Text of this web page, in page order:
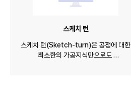
스케치 턴
스케치 턴(Sketch-turn)은 공정에 대한
최소한의 가공지식만으로도